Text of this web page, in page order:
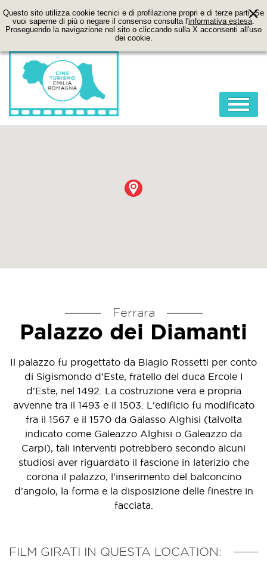
Questo sito utilizza cookie tecnici e di profilazione propri e di terze parti. Se
vuoi saperne di più o negare il consenso consulta l'informativa estesa.
Proseguendo la navigazione nel sito o cliccando sulla X acconsenti all'uso
dei cookie.
FILM
LOCATION
Ferrara
Palazzo dei Diamanti
Il palazzo fu progettato da Biagio Rossetti per conto
di Sigismondo d'Este, fratello del duca Ercole I
d'Este, nel 1492. La costruzione vera e propria
avvenne tra il 1493 e il 1503. L'edificio fu modificato
fra il 1567 e il 1570 da Galasso Alghisi (talvolta
indicato come Galeazzo Alghisi o Galeazzo da
Carpi), tali interventi potrebbero secondo alcuni
studiosi aver riguardato il fascione in laterizio che
corona il palazzo, l'inserimento del balconcino
d'angolo, la forma e la disposizione delle finestre in
facciata.
FILM GIRATI IN QUESTA LOCATION: